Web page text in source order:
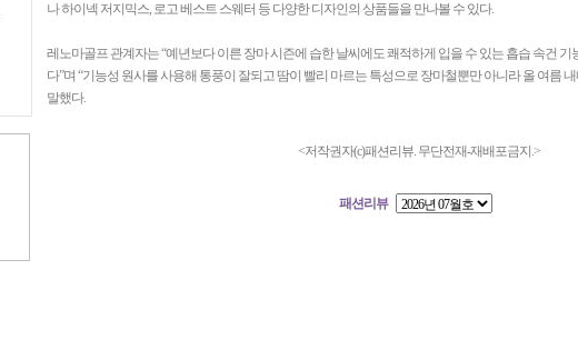
나 하이넥 저지믹스, 로고 베스트 스웨터 등 다양한 디자인의 상품들을 만나볼 수 있다.
레노마골프 관계자는 “예년보다 이른 장마 시즌에 습한 날씨에도 쾌적하게 입을 수 있는 흡습 속건
다”며 “기능성 원사를 사용해 통풍이 잘되고 땀이 빨리 마르는 특성으로 장마철뿐만 아니라 올 여름
말했다.
<저작권자(c)패션리뷰. 무단전재-재배포금지.>
패션리뷰